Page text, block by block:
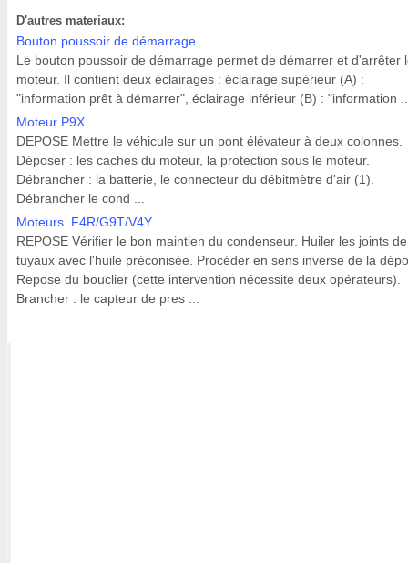
D'autres materiaux:
Bouton poussoir de démarrage
Le bouton poussoir de démarrage permet de démarrer et d'arrêter
moteur. Il contient deux éclairages : éclairage supérieur (A) :
"information prêt à démarrer", éclairage inférieur (B) : "information
Moteur P9X
DEPOSE Mettre le véhicule sur un pont élévateur à deux colonnes.
Déposer : les caches du moteur, la protection sous le moteur.
Débrancher : la batterie, le connecteur du débitmètre d'air (1).
Débrancher le cond ...
Moteurs F4R/G9T/V4Y
REPOSE Vérifier le bon maintien du condenseur. Huiler les joints de
tuyaux avec l'huile préconisée. Procéder en sens inverse de la
Repose du bouclier (cette intervention nécessite deux opérateurs).
Brancher : le capteur de pres ...